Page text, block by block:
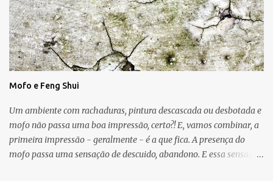
Mofo e Feng Shui
Um ambiente com rachaduras, pintura descascada ou desbotada e
mofo não passa uma boa impressão, certo?! E, vamos combinar, a
primeira impressão - geralmente - é a que fica. A presença do
mofo passa uma sensação de descuido, abandono. E essa sensação,